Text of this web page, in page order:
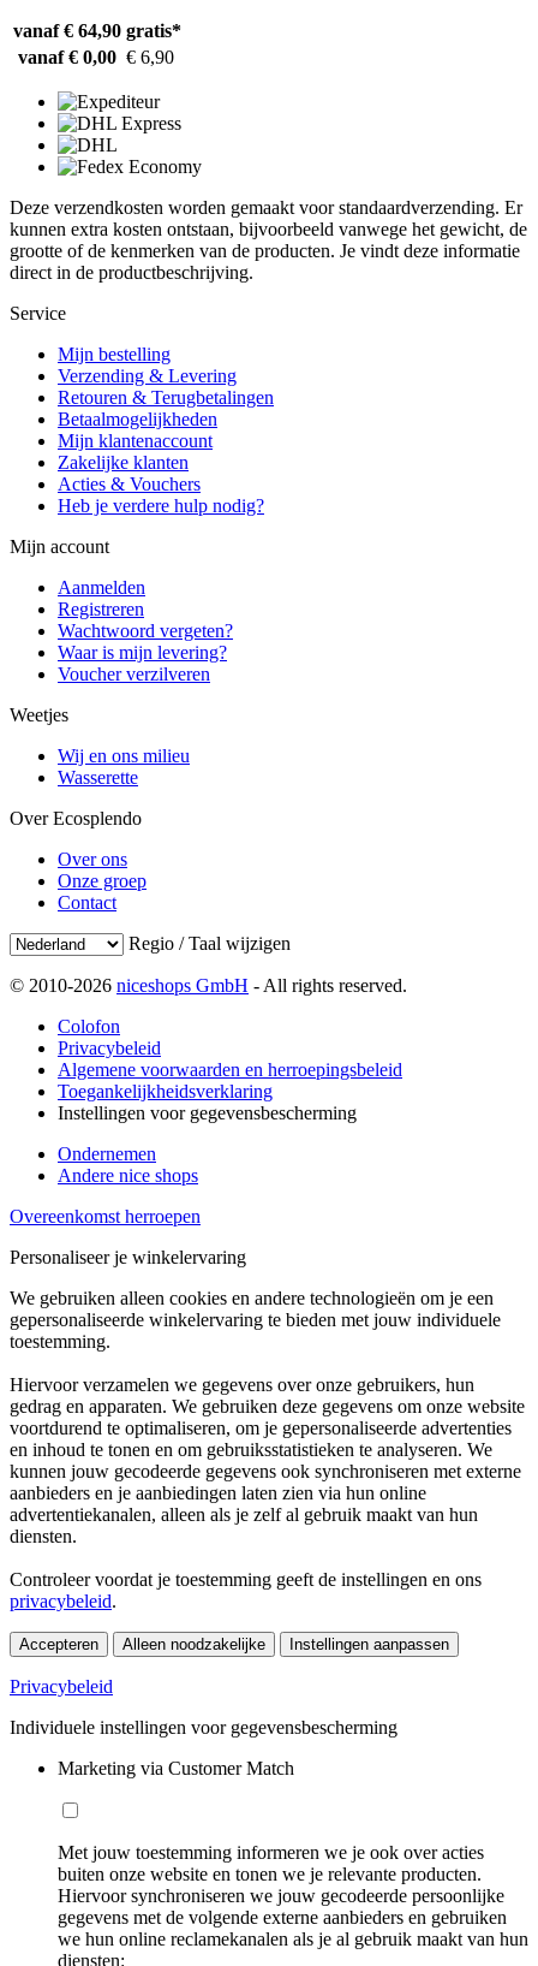
vanaf € 64,90 gratis*
vanaf € 0,00 € 6,90
Deze verzendkosten worden gemaakt voor standaardverzending. Er
kunnen extra kosten ontstaan, bijvoorbeeld vanwege het gewicht, de
grootte of de kenmerken van de producten. Je vindt deze informatie
direct in de productbeschrijving.
Service
Mijn bestelling
Verzending & Levering
Retouren & Terugbetalingen
Betaalmogelijkheden
Mijn klantenaccount
Zakelijke klanten
Acties & Vouchers
Heb je verdere hulp nodig?
Mijn account
Aanmelden
Registreren
Wachtwoord vergeten?
Waar is mijn levering?
Voucher verzilveren
Weetjes
Wij en ons milieu
Wasserette
Over Ecosplendo
Over ons
Onze groep
Contact
Regio / Taal wijzigen
© 2010-2026 niceshops GmbH - All rights reserved.
Colofon
Privacybeleid
Algemene voorwaarden en herroepingsbeleid
Toegankelijkheidsverklaring
Instellingen voor gegevensbescherming
Ondernemen
Andere nice shops
Overeenkomst herroepen
Personaliseer je winkelervaring
We gebruiken alleen cookies en andere technologieën om je een
gepersonaliseerde winkelervaring te bieden met jouw individuele
toestemming.
Hiervoor verzamelen we gegevens over onze gebruikers, hun
gedrag en apparaten. We gebruiken deze gegevens om onze website
voortdurend te optimaliseren, om je gepersonaliseerde advertenties
en inhoud te tonen en om gebruiksstatistieken te analyseren. We
kunnen jouw gecodeerde gegevens ook synchroniseren met externe
aanbieders en je aanbiedingen laten zien via hun online
advertentiekanalen, alleen als je zelf al gebruik maakt van hun
diensten.
Controleer voordat je toestemming geeft de instellingen en ons
privacybeleid.
Accepteren Alleen noodzakelijke Instellingen aanpassen
Privacybeleid
Individuele instellingen voor gegevensbescherming
Marketing via Customer Match
Met jouw toestemming informeren we je ook over acties
buiten onze website en tonen we je relevante producten.
Hiervoor synchroniseren we jouw gecodeerde persoonlijke
gegevens met de volgende externe aanbieders en gebruiken
we hun online reclamekanalen als je al gebruik maakt van hun
diensten: